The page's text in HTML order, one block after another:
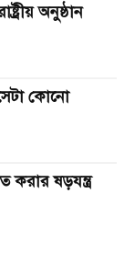
অনুষ্ঠান
কোনো
ষড়যন্ত্র